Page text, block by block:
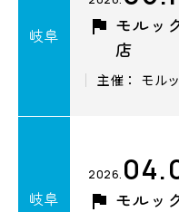
岐阜
モルッ
店
主催： モル
岐阜
2026.
モルッ